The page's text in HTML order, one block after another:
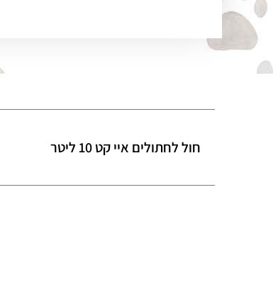
חול לחתולים איי קט 10 ליטר